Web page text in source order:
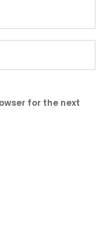
for the next